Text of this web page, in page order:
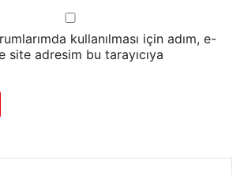
kullanılması için adım, e-
site adresim bu tarayıcıya